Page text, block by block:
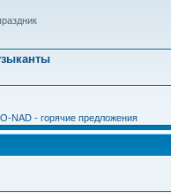
NAD - горячие предложения